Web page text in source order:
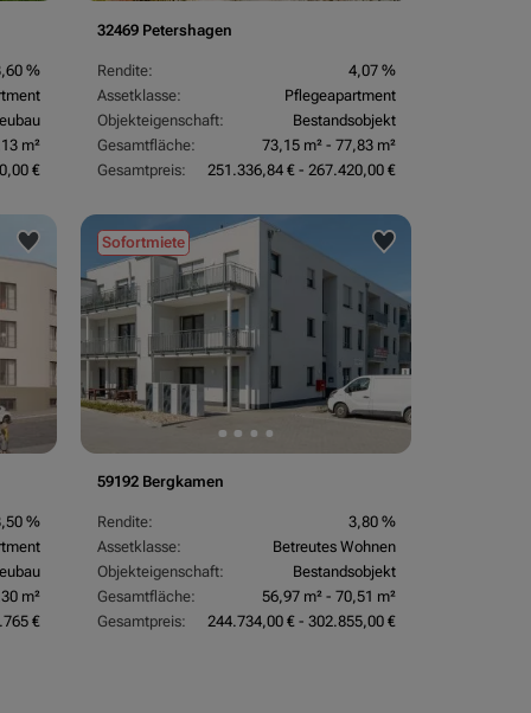
%
m²
€
32469 Petershagen
Rendite:
4,07 %
Assetklasse:
Pflegeapartment
Objekteigenschaft:
Bestandsobjekt
Gesamtfläche:
73,15 m² - 77,83 m²
Gesamtpreis:
251.336,84 € - 267.420,00 €
%
m²
€
Sofortmiete
59192 Bergkamen
Rendite:
3,80 %
Assetklasse:
Betreutes Wohnen
Objekteigenschaft:
Bestandsobjekt
Gesamtfläche:
56,97 m² - 70,51 m²
Gesamtpreis:
244.734,00 € - 302.855,00 €